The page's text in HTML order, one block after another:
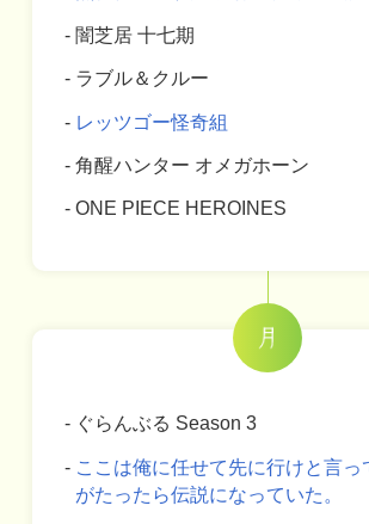
闇芝居 十七期
ラブル＆クルー
レッツゴー怪奇組
角醒ハンター オメガホーン
ONE PIECE HEROINES
ぐらんぶる Season 3
ここは俺に任せて先に行けと言っ
がたったら伝説になっていた。